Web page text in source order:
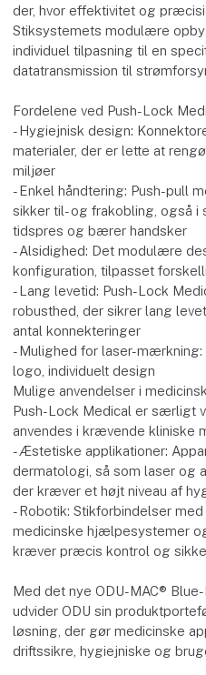
der, hvor effektivitet og
Stiksystemets modulære
individuel tilpasning til en
datatransmission til
Fordelene ved Push-Lock
- Hygiejnisk design:
materialer, der er lette at
miljøer
- Enkel håndtering: Push-pull
sikker til- og frakobling, også i
tidspres og bærer handsker
- Alsidighed: Det modulære
konfiguration, tilpasset
- Lang levetid: Push-Lock
robusthed, der sikrer lang
antal konnekteringer
- Mulighed for laser-
logo, individuelt design
Mulige anvendelser i
Push-Lock Medical er særligt
anvendes i krævende kliniske
- Æstetiske applikationer:
dermatologi, så som laser og
der kræver et højt niveau af
- Robotik: Stikforbindelser
medicinske hjælpesystemer
kræver præcis kontrol og
Med det nye ODU-MAC®
udvider ODU sin
løsning, der gør medicinske
driftssikre, hygiejniske og